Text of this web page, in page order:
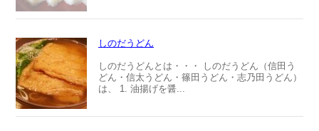
しのだうどん
しのだうどんとは・・・ しのだうどん（信田う
どん・信太うどん・篠田うどん・志乃田うどん）
は、 1. 油揚げを醤...